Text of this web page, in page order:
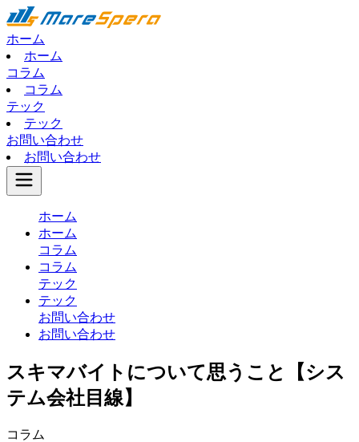
ホーム
ホーム
コラム
コラム
テック
テック
お問い合わせ
お問い合わせ
ホーム
ホーム
コラム
コラム
テック
テック
お問い合わせ
お問い合わせ
スキマバイトについて思うこと【シス
テム会社目線】
コラム